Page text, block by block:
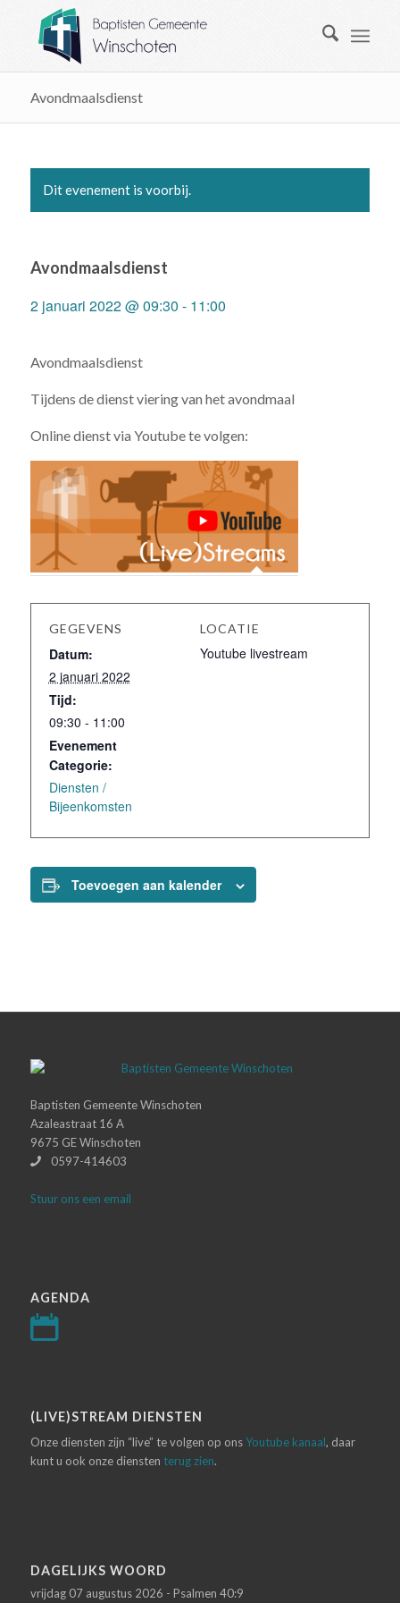
Avondmaalsdienst
Dit evenement is voorbij.
Avondmaalsdienst
2 januari 2022 @ 09:30 - 11:00
Avondmaalsdienst
Tijdens de dienst viering van het avondmaal
Online dienst via Youtube te volgen:
GEGEVENS
Datum:
2 januari 2022
Tijd:
09:30 - 11:00
Evenement
Categorie:
Diensten /
Bijeenkomsten
LOCATIE
Youtube livestream
Toevoegen aan kalender
Baptisten Gemeente Winschoten
Azaleastraat 16 A
9675 GE Winschoten
0597-414603
Stuur ons een email
AGENDA
(LIVE)STREAM DIENSTEN
Onze diensten zijn “live” te volgen op onsYoutube kanaal, daar
kunt u ook onze diensten terug zien.
DAGELIJKS WOORD
vrijdag 07 augustus 2026 - Psalmen 40:9